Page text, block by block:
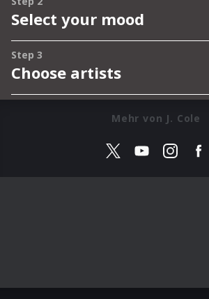
Mehr von J. Cole